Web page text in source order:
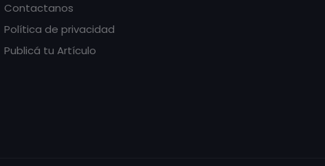
Contactanos
Política de privacidad
Publicá tu Artículo